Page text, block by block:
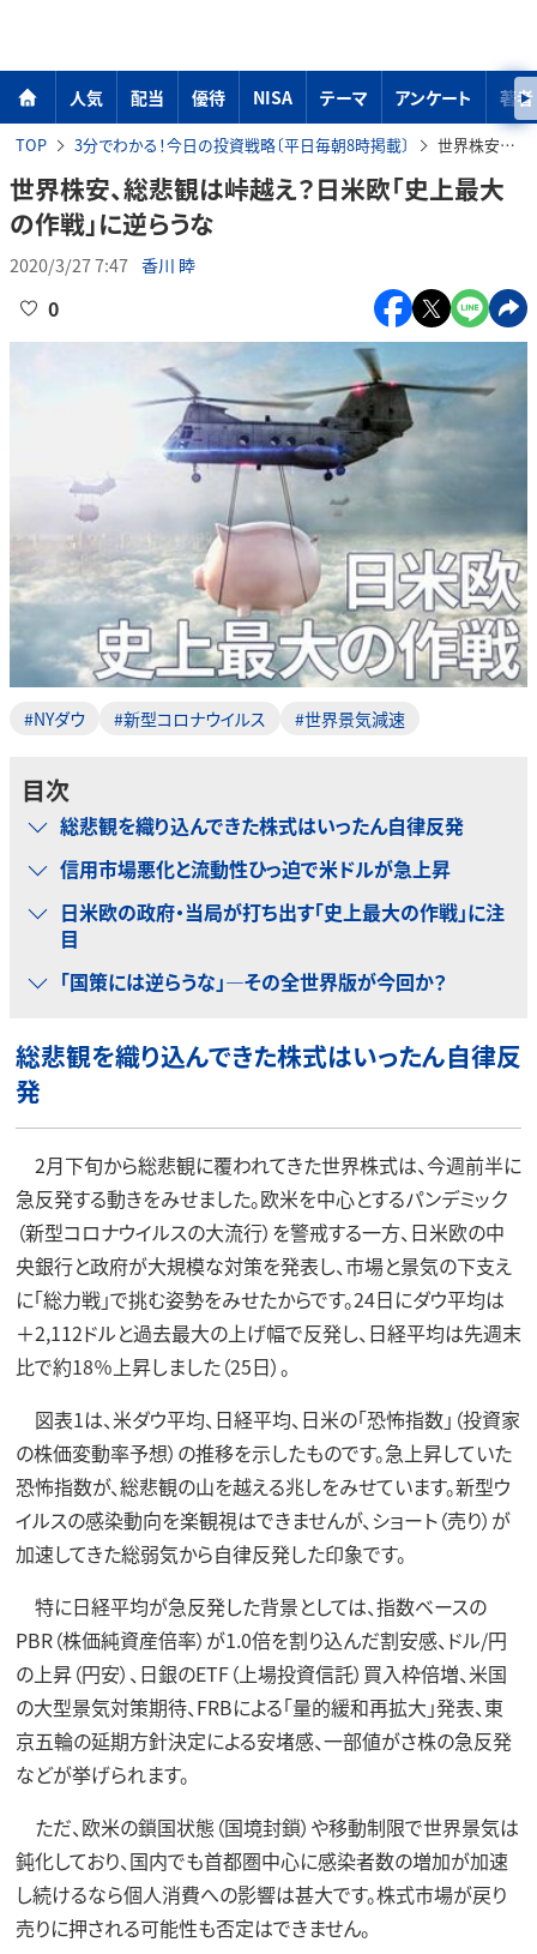
人気 配当 優待 NISA テーマ アンケート 著者
TOP 3分でわかる！今日の投資戦略〔平日毎朝8時掲載〕 世界株安、総悲観は峠越え？日米欧「史上最大の作戦」に逆らうな
世界株安、総悲観は峠越え？日米欧「史上最大
の作戦」に逆らうな
2020/3/27 7:47 香川 睦
0
#NYダウ #新型コロナウイルス #世界景気減速
目次
総悲観を織り込んできた株式はいったん自律反発
信用市場悪化と流動性ひっ迫で米ドルが急上昇
日米欧の政府・当局が打ち出す「史上最大の作戦」に注
目
「国策には逆らうな」―その全世界版が今回か？
総悲観を織り込んできた株式はいったん自律反
発
2月下旬から総悲観に覆われてきた世界株式は、今週前半に
急反発する動きをみせました。欧米を中心とするパンデミック
（新型コロナウイルスの大流行）を警戒する一方、日米欧の中
央銀行と政府が大規模な対策を発表し、市場と景気の下支え
に「総力戦」で挑む姿勢をみせたからです。24日にダウ平均は
＋2,112ドルと過去最大の上げ幅で反発し、日経平均は先週末
比で約18％上昇しました（25日）。
図表1は、米ダウ平均、日経平均、日米の「恐怖指数」（投資家
の株価変動率予想）の推移を示したものです。急上昇していた
恐怖指数が、総悲観の山を越える兆しをみせています。新型ウ
イルスの感染動向を楽観視はできませんが、ショート（売り）が
加速してきた総弱気から自律反発した印象です。
特に日経平均が急反発した背景としては、指数ベースの
PBR（株価純資産倍率）が1.0倍を割り込んだ割安感、ドル/円
の上昇（円安）、日銀のETF（上場投資信託）買入枠倍増、米国
の大型景気対策期待、FRBによる「量的緩和再拡大」発表、東
京五輪の延期方針決定による安堵感、一部値がさ株の急反発
などが挙げられます。
ただ、欧米の鎖国状態（国境封鎖）や移動制限で世界景気は
鈍化しており、国内でも首都圏中心に感染者数の増加が加速
し続けるなら個人消費への影響は甚大です。株式市場が戻り
売りに押される可能性も否定はできません。